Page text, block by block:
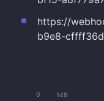
https://
b9e8-
0 149